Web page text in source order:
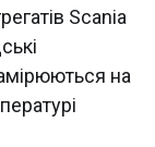
Scania
на